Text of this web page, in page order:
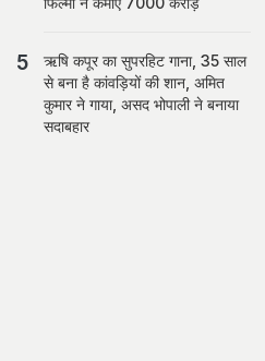
ऋषि कपूर का सुपरहिट गाना, 35 साल
से बना है कांवड़ियों की शान, अमित
कुमार ने गाया, असद भोपाली ने बनाया
सदाबहार